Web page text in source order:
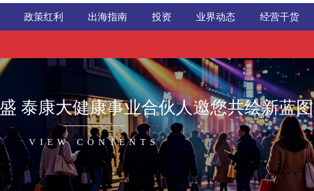
政策红利 出海指南 投资 业界动态 经营干货
泰康大健康事业合伙人邀您共绘新蓝图
VIEW CONTENTS